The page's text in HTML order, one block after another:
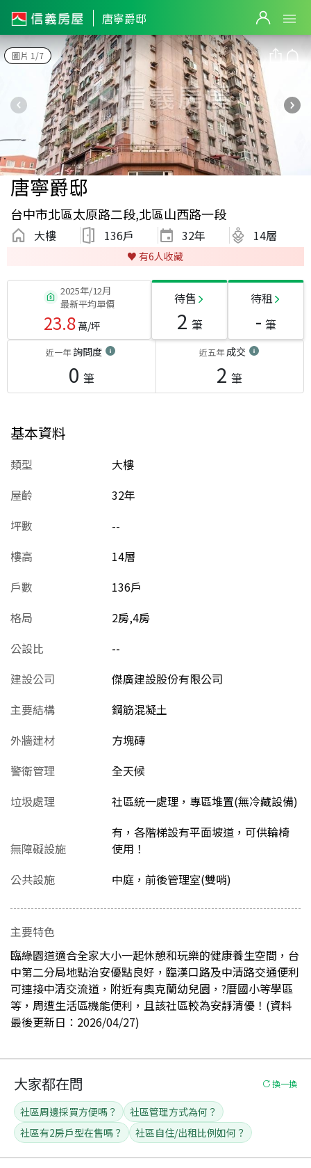
唐寧爵邸
圖片 1/7
唐寧爵邸
台中市北區太原路二段,北區山西路一段
大樓 136戶 32年 14層
♥️ 有6人收藏
2025年/12月
最新平均單價
23.8萬/坪
待售
2 筆
待租
- 筆
近一年詢問度
0 筆
近五年成交
2 筆
基本資料
類型
大樓
屋齡
32年
坪數
--
樓高
14層
戶數
136戶
格局
2房,4房
公設比
--
建設公司
傑廣建設股份有限公司
主要結構
鋼筋混凝土
外牆建材
方塊磚
警衛管理
全天候
垃圾處理
社區統一處理，專區堆置(無冷藏設備)
無障礙設施
有，各階梯設有平面坡道，可供輪椅
使用！
公共設施
中庭，前後管理室(雙哨)
主要特色
臨綠園道適合全家大小一起休憩和玩樂的健康養生空間，台
中第二分局地點治安優點良好，臨漢口路及中清路交通便利
可連接中清交流道，附近有奧克蘭幼兒園，?厝國小等學區
等，周遭生活區機能便利，且該社區較為安靜清優！(資料
最後更新日：2026/04/27)
大家都在問 換一換
社區周邊採買方便嗎？
社區管理方式為何？
社區有2房戶型在售嗎？
社區自住/出租比例如何？